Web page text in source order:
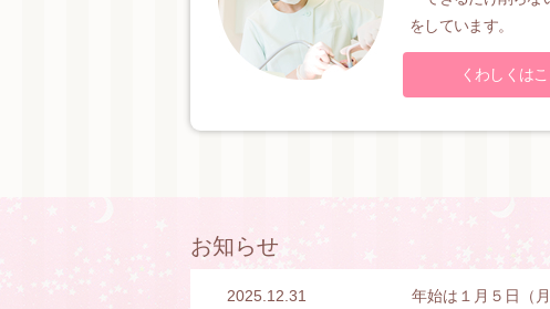
をしています。
くわしくは
お知らせ
2025.12.31 年始は１月５日（